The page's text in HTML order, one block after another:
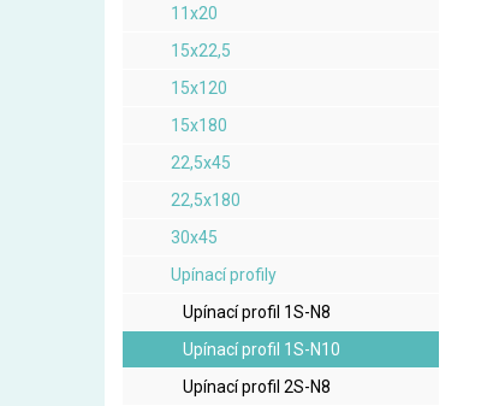
11x20
15x22,5
15x120
15x180
22,5x45
22,5x180
30x45
Upínací profily
Upínací profil 1S-N8
Upínací profil 1S-N10
Upínací profil 2S-N8